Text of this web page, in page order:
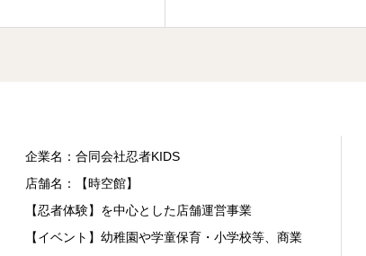
企業名：合同会社忍者KIDS
店舗名：【時空館】
【忍者体験】を中心とした店舗運営事業
【イベント】幼稚園や学童保育・小学校等、商業